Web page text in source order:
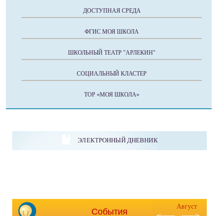
ДОСТУПНАЯ СРЕДА
ФГИС МОЯ ШКОЛА
ШКОЛЬНЫЙ ТЕАТР "АРЛЕКИН"
СОЦИАЛЬНЫЙ КЛАСТЕР
ТОР «МОЯ ШКОЛА»
ЭЛЕКТРОННЫЙ ДНЕВНИК
События
Август